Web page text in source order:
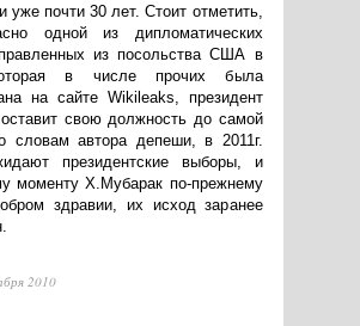
уже почти 30 лет. Стоит отметить,
одной из дипломатических
из посольства США в
в числе прочих была
на сайте Wikileaks, президент
свою должность до самой
словам автора депеши, в 2011г.
президентские выборы, и
моменту Х.Мубарак по-прежнему
здравии, их исход заранее
2010